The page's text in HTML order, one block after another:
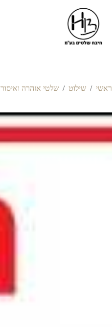
ראשי / שילוט / שלטי אזהרה ואיסור